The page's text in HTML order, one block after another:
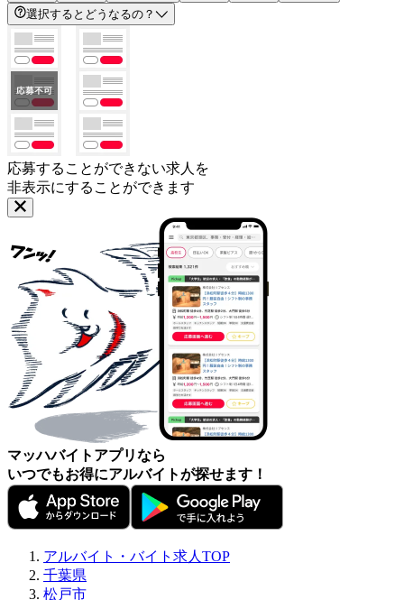
選択するとどうなるの？
応募することができない求人を
非表示にすることができます
マッハバイトアプリなら
いつでもお得にアルバイトが探せます！
アルバイト・バイト求人TOP
千葉県
松戸市